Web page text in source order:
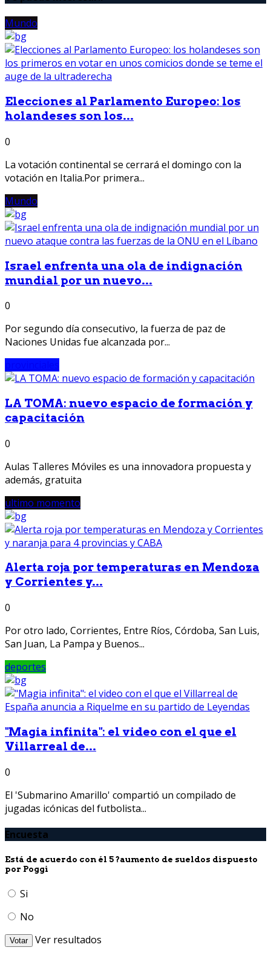
Mundo
Elecciones al Parlamento Europeo: los
holandeses son los...
0
La votación continental se cerrará el domingo con la
votación en Italia.Por primera...
Mundo
Israel enfrenta una ola de indignación
mundial por un nuevo...
0
Por segundo día consecutivo, la fuerza de paz de
Naciones Unidas fue alcanzada por...
LA TOMA: nuevo espacio de formación y
capacitación
0
Aulas Talleres Móviles es una innovadora propuesta y
además, gratuita
ultimo momento
Alerta roja por temperaturas en Mendoza
y Corrientes y...
0
Por otro lado, Corrientes, Entre Ríos, Córdoba, San Luis,
San Juan, La Pampa y Buenos...
deportes
"Magia infinita": el video con el que el
Villarreal de...
0
El 'Submarino Amarillo' compartió un compilado de
jugadas icónicas del futbolista...
Encuesta
Está de acuerdo con él 5 ?aumento de sueldos dispuesto
por Poggi
Si
No
Votar
Ver resultados